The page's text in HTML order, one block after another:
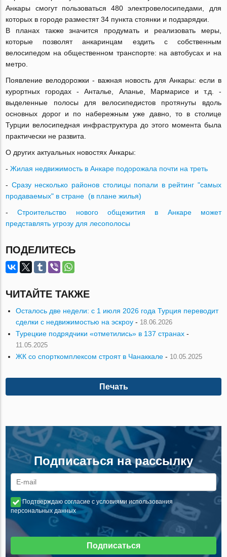
Анкары смогут пользоваться 480 электровелосипедами, для
которых в городе разместят 34 пункта стоянки и подзарядки.
В планах также значится продумать и реализовать меры,
которые позволят анкаринцам ездить с собственным
велосипедом на общественном транспорте: на автобусах и на
метро.
Появление велодорожки - важная новость для Анкары: если в
курортных городах - Анталье, Аланье, Мармарисе и т.д. -
выделенные полосы для велосипедистов протянуты вдоль
основных дорог и по набережным уже давно, то в столице
Турции велосипедная инфраструктура до этого момента была
практически не развита.
О других актуальных новостях Анкары:
-Жилая недвижимость в Анкаре подорожала почти на треть
- Сразу несколько районов столицы попали в рейтинг "самых
продаваемых" в стране (в плане жилья)
-Строительство нового общежития в Анкаре может
представлять угрозу для лесополосы
ПОДЕЛИТЕСЬ
ЧИТАЙТЕ ТАКЖЕ
Осталось две недели: с 1 июля 2026 года Турция переводит
сделки с недвижимостью на эскроу - 18.06.2026
Турецкие подрядчики «отметились» в 137 странах -
11.05.2025
ЖК со спорткомплексом строят в Чанаккале - 10.05.2025
Печать
Подписаться на рассылку
Подтверждаю согласие с условиями использования
персональных данных
Подписаться